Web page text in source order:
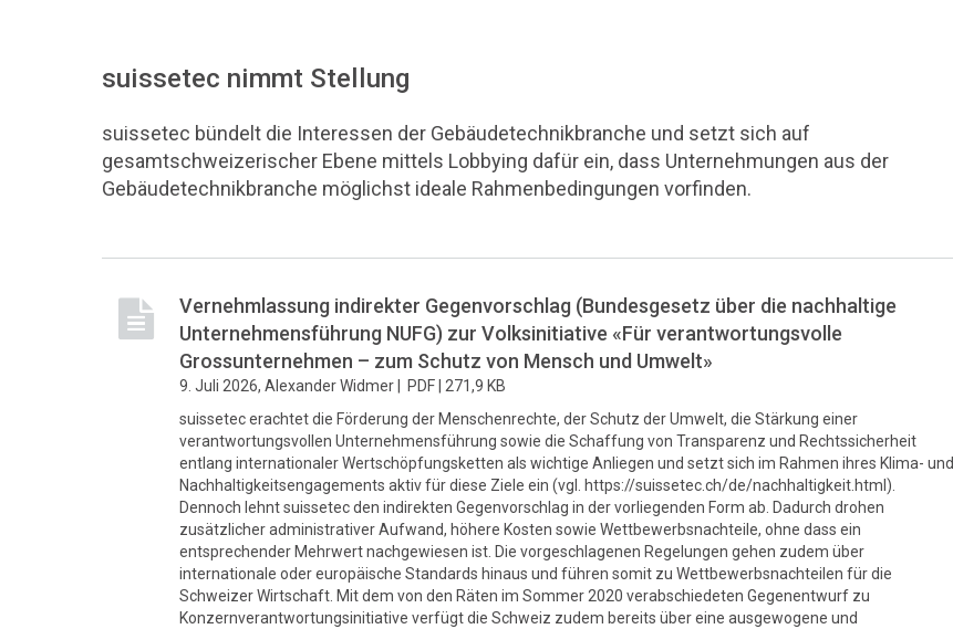
suissetec nimmt Stellung
suissetec bündelt die Interessen der Gebäudetechnikbranche und setzt sich auf
gesamtschweizerischer Ebene mittels Lobbying dafür ein, dass Unternehmungen aus der
Gebäudetechnikbranche möglichst ideale Rahmenbedingungen vorfinden.
Vernehmlassung indirekter Gegenvorschlag (Bundesgesetz über die nachhaltige
Unternehmensführung NUFG) zur Volksinitiative «Für verantwortungsvolle
Grossunternehmen – zum Schutz von Mensch und Umwelt»
9. Juli 2026, Alexander Widmer | PDF | 271,9 KB
suissetec erachtet die Förderung der Menschenrechte, der Schutz der Umwelt, die Stärkung einer
verantwortungsvollen Unternehmensführung sowie die Schaffung von Transparenz und Rechtssicherheit
entlang internationaler Wertschöpfungsketten als wichtige Anliegen und setzt sich im Rahmen ihres Klima- und
Nachhaltigkeitsengagements aktiv für diese Ziele ein (vgl. https://suissetec.ch/de/nachhaltigkeit.html).
Dennoch lehnt suissetec den indirekten Gegenvorschlag in der vorliegenden Form ab. Dadurch drohen
zusätzlicher administrativer Aufwand, höhere Kosten sowie Wettbewerbsnachteile, ohne dass ein
entsprechender Mehrwert nachgewiesen ist. Die vorgeschlagenen Regelungen gehen zudem über
internationale oder europäische Standards hinaus und führen somit zu Wettbewerbsnachteilen für die
Schweizer Wirtschaft. Mit dem von den Räten im Sommer 2020 verabschiedeten Gegenentwurf zu
Konzernverantwortungsinitiative verfügt die Schweiz zudem bereits über eine ausgewogene und